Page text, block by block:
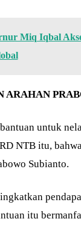
Miq Iqbal
ARAHAN
untuk
NTB itu,
Subianto.
itu